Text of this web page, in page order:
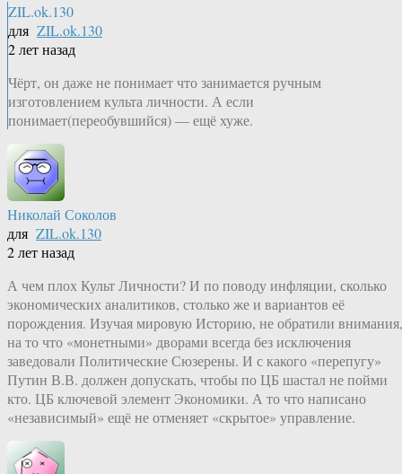
ZIL.ok.130
для ZIL.ok.130
2 лет назад
Чёрт, он даже не понимает что занимается ручным
изготовлением культа личности. А если
понимает(переобувшийся) — ещё хуже.
Николай Соколов
для ZIL.ok.130
2 лет назад
А чем плох Культ Личности? И по поводу инфляции, сколько
экономических аналитиков, столько же и вариантов её
порождения. Изучая мировую Историю, не обратили внимания,
на то что «монетными» дворами всегда без исключения
заведовали Политические Сюзерены. И с какого «перепугу»
Путин В.В. должен допускать, чтобы по ЦБ шастал не пойми
кто. ЦБ ключевой элемент Экономики. А то что написано
«независимый» ещё не отменяет «скрытое» управление.